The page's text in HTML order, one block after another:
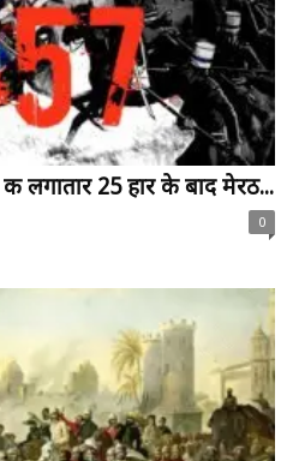
की लगातार 25 हार के बाद मेरठ...
0